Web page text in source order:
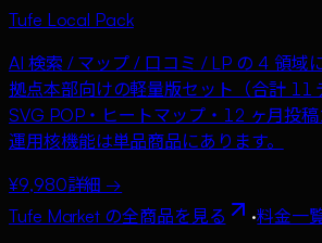
Tufe Local Pack
AI 検索 / マップ / 口コミ / LP の 4 領域
拠点本部向けの軽量版セット（合計 11
SVG POP・ヒートマップ・12 ヶ月投
運用核機能は単品商品にあります。
¥9,980詳細 →
Tufe Market の全商品を見る
·料金一